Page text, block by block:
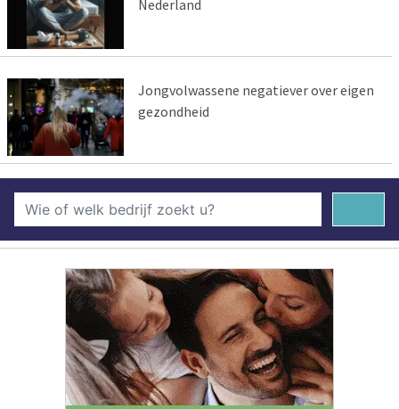
Nederland
Jongvolwassene negatiever over eigen
gezondheid